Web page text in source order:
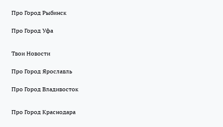
Про Город Рыбинск
Про Город Уфа
Твои Новости
Про Город Ярославль
Про Город Владивосток
Про Город Краснодара